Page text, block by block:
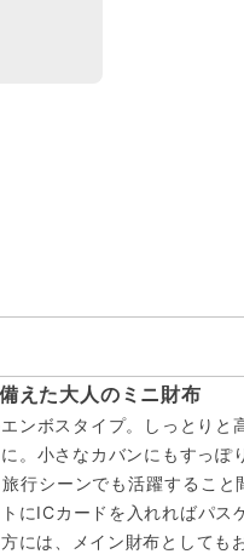
えた大人のミニ財布
ンボスタイプ。しっとりと
。小さなカバンにもすっぽ
行シーンでも活躍すること
にICカードを入れればパス
には、メイン財布としても